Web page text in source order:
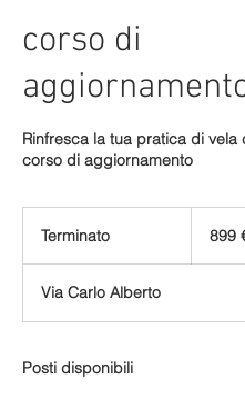
corso di
Rinfresca la tua pratica di vela
corso di aggiornamento
Terminato
m
i
a
899
Via Carlo Alberto
Posti disponibili